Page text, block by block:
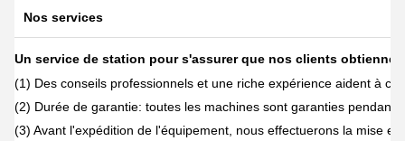
Nos services
Un service de station pour s'assurer que nos clients
(1) Des conseils professionnels et une riche expérience aident à
(2) Durée de garantie: toutes les machines sont garanties pendant
(3) Avant l'expédition de l'équipement, nous effectuerons la mise